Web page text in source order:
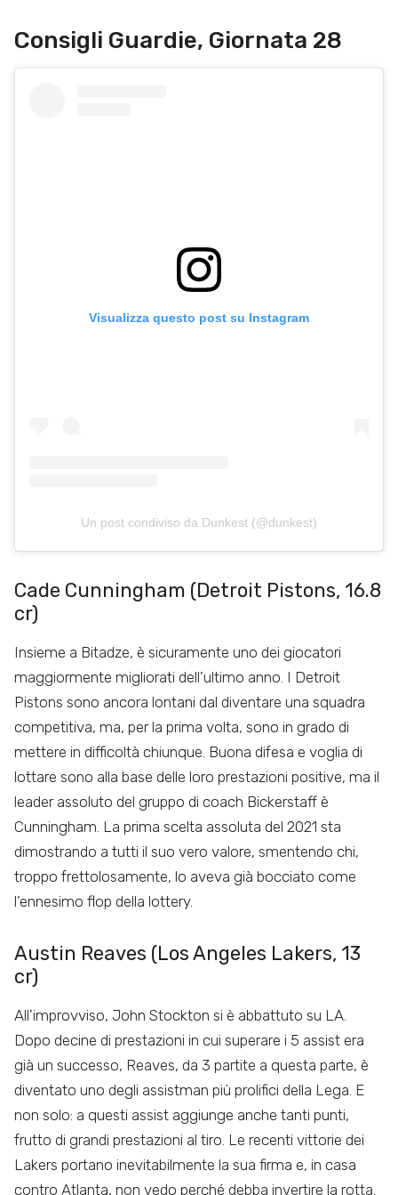
Consigli Guardie, Giornata 28
Visualizza questo post su Instagram
Un post condiviso da Dunkest (@dunkest)
Cade Cunningham (Detroit Pistons, 16.8
cr)
Insieme a Bitadze, è sicuramente uno dei giocatori
maggiormente migliorati dell’ultimo anno. I Detroit
Pistons sono ancora lontani dal diventare una squadra
competitiva, ma, per la prima volta, sono in grado di
mettere in difficoltà chiunque. Buona difesa e voglia di
lottare sono alla base delle loro prestazioni positive, ma il
leader assoluto del gruppo di coach Bickerstaff è
Cunningham. La prima scelta assoluta del 2021 sta
dimostrando a tutti il suo vero valore, smentendo chi,
troppo frettolosamente, lo aveva già bocciato come
l’ennesimo flop della lottery.
Austin Reaves (Los Angeles Lakers, 13
cr)
All’improvviso, John Stockton si è abbattuto su LA.
Dopo decine di prestazioni in cui superare i 5 assist era
già un successo, Reaves, da 3 partite a questa parte, è
diventato uno degli assistman più prolifici della Lega. E
non solo: a questi assist aggiunge anche tanti punti,
frutto di grandi prestazioni al tiro. Le recenti vittorie dei
Lakers portano inevitabilmente la sua firma e, in casa
contro Atlanta, non vedo perché debba invertire la rotta.